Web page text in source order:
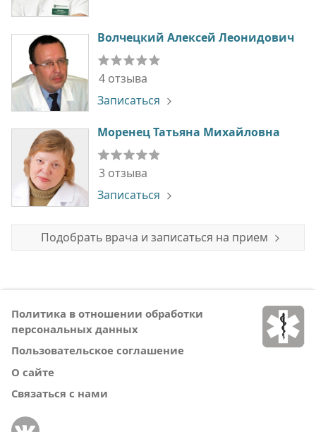
Волчецкий Алексей Леонидович
4 отзыва
Записаться
Моренец Татьяна Михайловна
3 отзыва
Записаться
Подобрать врача и записаться на прием
Политика в отношении обработки
персональных данных
Пользовательское соглашение
О сайте
Связаться с нами